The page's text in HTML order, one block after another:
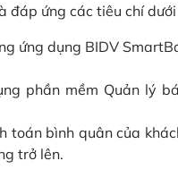
đáp ứng các tiêu chí
ứng dụng BIDV
phần mềm Quản lý
toán bình quân của
trở lên.